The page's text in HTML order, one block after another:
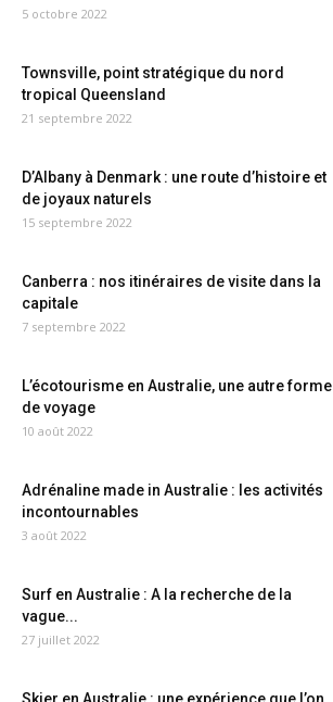
5 octobre 2022
Townsville, point stratégique du nord
tropical Queensland
21 septembre 2022
D’Albany à Denmark : une route d’histoire et
de joyaux naturels
15 septembre 2022
Canberra : nos itinéraires de visite dans la
capitale
7 septembre 2022
L’écotourisme en Australie, une autre forme
de voyage
10 août 2022
Adrénaline made in Australie : les activités
incontournables
3 août 2022
Surf en Australie : A la recherche de la
vague...
27 juillet 2022